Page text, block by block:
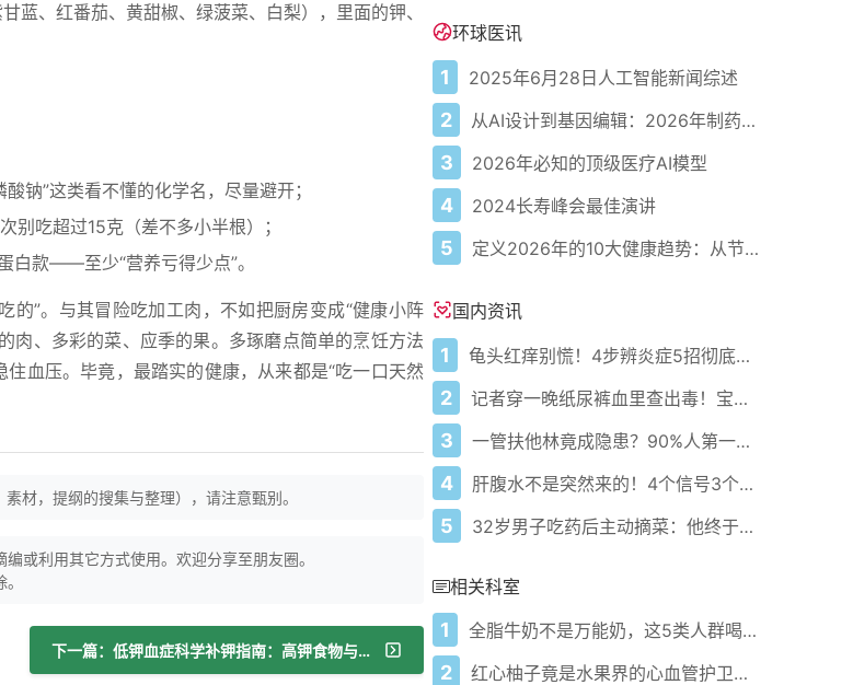
蓝、红番茄、黄甜椒、绿菠菜、白梨），里面的钾、
钠”这类看不懂的化学名，尽量避开；
别吃超过15克（差不多小半根）；
白款——至少“营养亏得少点”。
的”。与其冒险吃加工肉，不如把厨房变成“健康小阵
、多彩的菜、应季的果。多琢磨点简单的烹饪方法
血压。毕竟，最踏实的健康，从来都是“吃一口天然
材，提纲的搜集与整理），请注意甄别。
或利用其它方式使用。欢迎分享至朋友圈。
下一篇：低钾血症科学补钾指南：高钾食物与注意事项
环球医讯
1 2025年6月28日人工智能新闻综述
2 从AI设计到基因编辑：2026年制药领域重大突破
3 2026年必知的顶级医疗AI模型
4 2024长寿峰会最佳演讲
5 定义2026年的10大健康趋势：从节律健康到冷热交替疗法
国内资讯
1 龟头红痒别慌！4步辨炎症5招彻底防复发
2 记者穿一晚纸尿裤血里查出毒！宝宝血液浓度竟是成人的5倍？
3 一管扶他林竟成隐患？90%人第一步就错了！
4 肝腹水不是突然来的！4个信号3个管理要点别等肚子鼓起来
5 32岁男子吃药后主动摘菜：他终于活过来了？
相关科室
1 全脂牛奶不是万能奶，这5类人群喝错了反而伤身
2 红心柚子竟是水果界的心血管护卫队？